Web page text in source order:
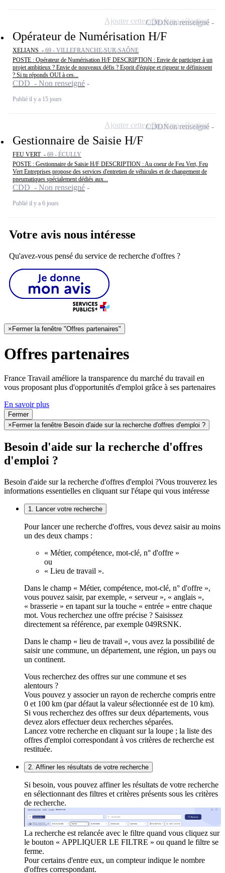
Opérateur de Numérisation H/F
XELIANS - 69 - VILLEFRANCHE-SUR-SAÔNE
POSTE : Opérateur de Numérisation H/F DESCRIPTION : Envie de participer à un
projet ambitieux ? Envie de nouveaux défis ? Esprit d'équipe et rigueur te définissent
? Si tu réponds OUI à ces...
CDD - Non renseigné
Publié il y a 15 jours
CDDNon renseigné
Ajouter cette offre à ma sélection
Gestionnaire de Saisie H/F
FEU VERT - 69 - ÉCULLY
POSTE : Gestionnaire de Saisie H/F DESCRIPTION : Au coeur de Feu Vert, Feu
Vert Entreprises propose des services d'entretien de véhicules et de changement de
pneumatiques spécialement dédiés aux...
CDD - Non renseigné
Publié il y a 6 jours
CDDNon renseigné
Ajouter cette offre à ma sélection
Votre avis nous intéresse
Qu'avez-vous pensé du service de recherche d'offres ?
×Fermer la fenêtre "Offres partenaires"
Offres partenaires
France Travail améliore la transparence du marché du travail en
vous proposant plus d'opportunités d'emploi grâce à ses partenaires
En savoir plus
Fermer
× Fermer la fenêtre Besoin d'aide sur la recherche d'offres d'emploi ?
Besoin d'aide sur la recherche d'offres
d'emploi ?
Besoin d'aide sur la recherche d'offres d'emploi ?Vous trouverez les
informations essentielles en cliquant sur l'étape qui vous intéresse
1. Lancer votre recherche
Pour lancer une recherche d'offres, vous devez saisir au moins
un des deux champs :
« Métier, compétence, mot-clé, n° d'offre »
ou
« Lieu de travail ».
Dans le champ « Métier, compétence, mot-clé, n° d'offre »,
vous pouvez saisir, par exemple, « serveur », « anglais »,
« brasserie » en tapant sur la touche « entrée » entre chaque
mot. Vous recherchez une offre précise ? Saisissez
directement sa référence, par exemple 049RSNK.
Dans le champ « lieu de travail », vous avez la possibilité de
saisir une commune, un département, une région, un pays ou
un continent.
Vous recherchez des offres sur une commune et ses
alentours ?
Vous pouvez y associer un rayon de recherche compris entre
0 et 100 km (par défaut la valeur sélectionnée est de 10 km).
Si vous recherchez des offres sur deux départements, vous
devez alors effectuer deux recherches séparées.
Lancez votre recherche en cliquant sur la loupe ; la liste des
offres d'emploi correspondant à vos critères de recherche est
restituée.
2. Affiner les résultats de votre recherche
Si besoin, vous pouvez affiner les résultats de votre recherche
en sélectionnant des filtres et critères présents sous les critères
de recherche.
La recherche est relancée avec le filtre quand vous cliquez sur
le bouton « APPLIQUER LE FILTRE » ou quand le filtre se
ferme.
Pour certains d'entre eux, un compteur indique le nombre
d'offres correspondant.